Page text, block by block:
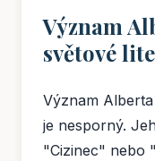
Význam
světové
Význam
je nesporný.
"Cizinec" nebo